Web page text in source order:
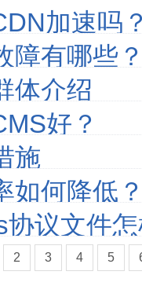
加速吗
障有哪些
体介绍
好？
施
如何降低
议文件
2 3 4 5